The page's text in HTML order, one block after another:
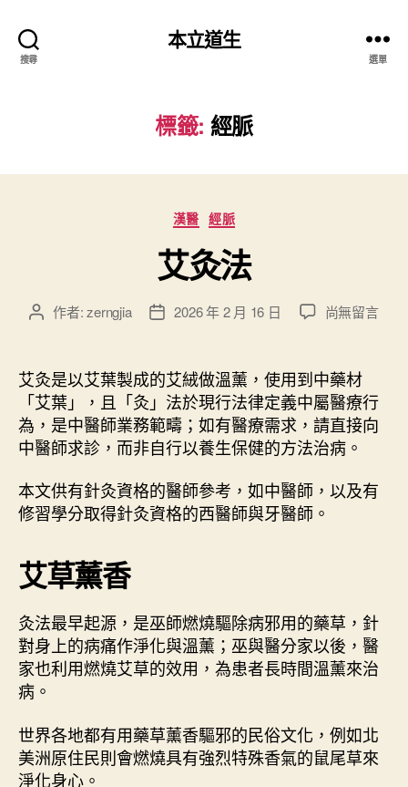
搜尋
本立道生
選單
標籤: 經脈
分
類
漢醫 經脈
艾灸法
文
者
作者:zerngjia
文
佈
日
期
2026 年 2 月 16 日
在
灸
法
〉
中
尚無留言
艾灸是以艾葉製成的艾絨做溫薰，使用到中藥材
「艾葉」，且「灸」法於現行法律定義中屬醫療行
為，是中醫師業務範疇；如有醫療需求，請直接向
中醫師求診，而非自行以養生保健的方法治病。
本文供有針灸資格的醫師參考，如中醫師，以及有
修習學分取得針灸資格的西醫師與牙醫師。
艾草薰香
灸法最早起源，是巫師燃燒驅除病邪用的藥草，針
對身上的病痛作淨化與溫薰；巫與醫分家以後，醫
家也利用燃燒艾草的效用，為患者長時間溫薰來治
病。
世界各地都有用藥草薰香驅邪的民俗文化，例如北
美洲原住民則會燃燒具有強烈特殊香氣的鼠尾草來
淨化身心。